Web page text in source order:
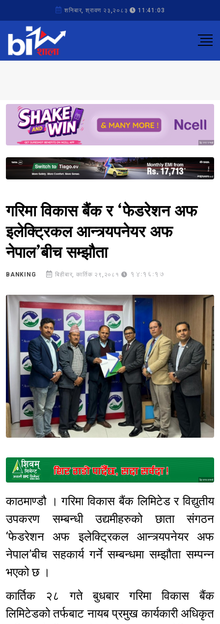
शनिबार, श्रावण २३,२०८३ 11:41:03
Sponsored
Sponsored
गरिमा विकास बैंक र ‘फेडरेशन अफ
इलेक्ट्रिकल आन्त्र्यपनेयर अफ
नेपाल’बीच सम्झौता
BANKING बिहीबार, कार्तिक २९,२०८१ 14:16:17
Sponsored
काठमाण्डौ । गरिमा विकास बैंक लिमिटेड र विद्युतीय
उपकरण सम्बन्धी उद्यमीहरुको छाता संगठन
‘फेडरेशन अफ इलेक्ट्रिकल आन्त्र्यपनेयर अफ
नेपाल’बीच सहकार्य गर्ने सम्बन्धमा सम्झौता सम्पन्न
भएको छ ।
कार्तिक २८ गते बुधबार गरिमा विकास बैंक
लिमिटेडको तर्फबाट नायब प्रमुख कार्यकारी अधिकृत